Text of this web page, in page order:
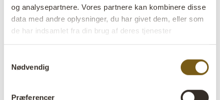
og analysepartnere. Vores partnere kan kombinere disse
data med andre oplysninger, du har givet dem, eller som
de har indsamlet fra din brug af deres tjenester
Nødvendig
Præferencer